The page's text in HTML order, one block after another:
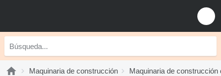
Maquinaria de construcción Maquinaria de construcción